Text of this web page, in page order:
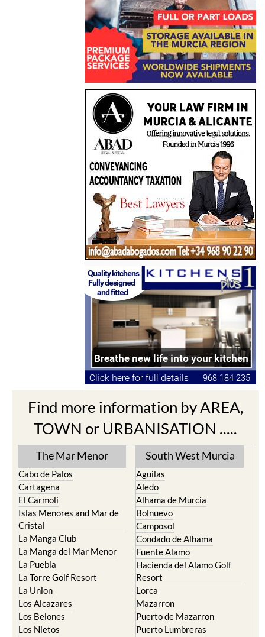
Find more information by AREA,
TOWN or URBANISATION .....
The Mar Menor
Cabo de Palos
Cartagena
El Carmoli
Islas Menores and Mar de
Cristal
La Manga Club
La Manga del Mar Menor
La Puebla
La Torre Golf Resort
La Union
Los Alcazares
Los Belones
Los Nietos
South West Murcia
Aguilas
Aledo
Alhama de Murcia
Bolnuevo
Camposol
Condado de Alhama
Fuente Alamo
Hacienda del Alamo Golf
Resort
Lorca
Mazarron
Puerto de Mazarron
Puerto Lumbreras